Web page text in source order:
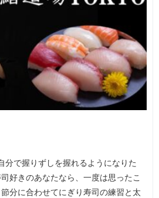
分で握りずしを握れるようになりた
好きのあなたなら、一度は思ったこ
分に合わせてにぎり寿司の練習と太